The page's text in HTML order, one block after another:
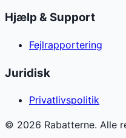
Hjælp & Support
Fejlrapportering
Juridisk
Privatlivspolitik
© 2026 Rabatterne. Alle